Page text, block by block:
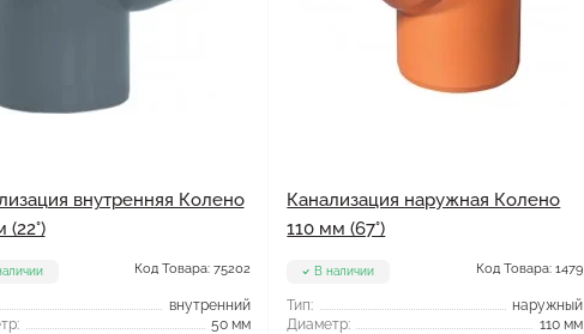
внутренняя Колено
(22°)
Код Товара: 75202
внутренний
50 мм
Канализация наружная Колено
110 мм (67°)
В наличии Код Товара: 1479
Тип:
наружный
Диаметр:
110 мм